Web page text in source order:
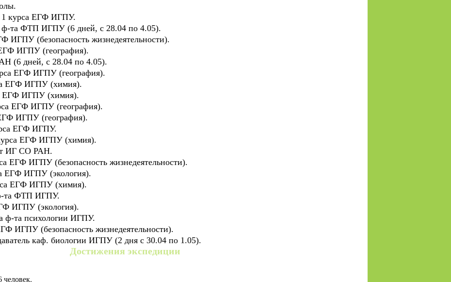
1 курса ЕГФ ИГПУ.
ф-та ФТП ИГПУ (6 дней, с 28.04 по 4.05).
ИГПУ (безопасность жизнедеятельности).
ИГПУ (география).
(6 дней, с 28.04 по 4.05).
ЕГФ ИГПУ (география).
ЕГФ ИГПУ (химия).
ЕГФ ИГПУ (химия).
ЕГФ ИГПУ (география).
ИГПУ (география).
ЕГФ ИГПУ.
ЕГФ ИГПУ (химия).
ИГ СО РАН.
ЕГФ ИГПУ (безопасность жизнедеятельности).
ЕГФ ИГПУ (экология).
ЕГФ ИГПУ (химия).
та ФТП ИГПУ.
ИГПУ (экология).
ф-та психологии ИГПУ.
ИГПУ (безопасность жизнедеятельности).
каф. биологии ИГПУ (2 дня с 30.04 по 1.05).
Достижения экспедиции